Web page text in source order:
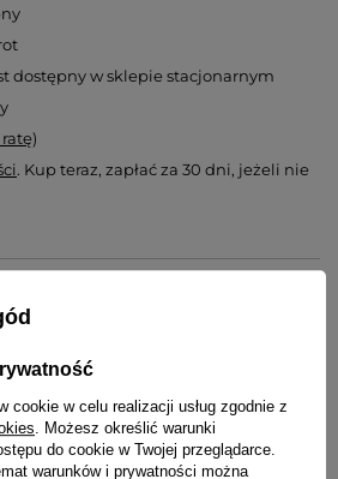
dostępny w sklepie stacjonarnym
)
. Kup teraz, zapłać za 30 dni, jeżeli nie
/ 30M - odporny na
cookie w celu realizacji usług zgodnie z
. Możesz określić warunki
do cookie w Twojej przeglądarce.
warunków i prywatności można